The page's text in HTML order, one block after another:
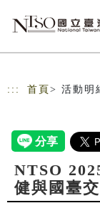
::: 首頁 > 活動明
NTSO
健與國臺交